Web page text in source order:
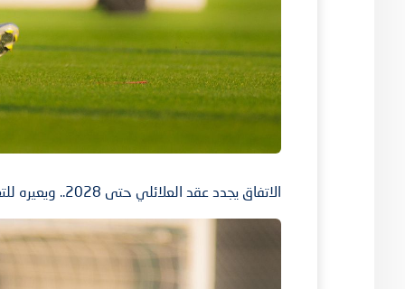
الاتفاق يجدد عقد العلائلي حتى 2028.. ويعيره للتعاون.